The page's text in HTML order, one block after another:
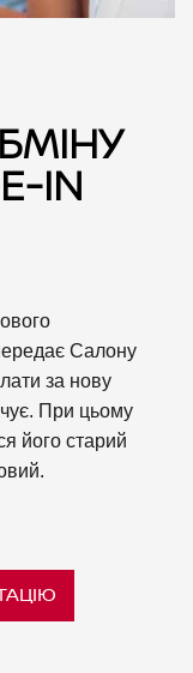
IN
Салону
за нову
При цьому
його старий